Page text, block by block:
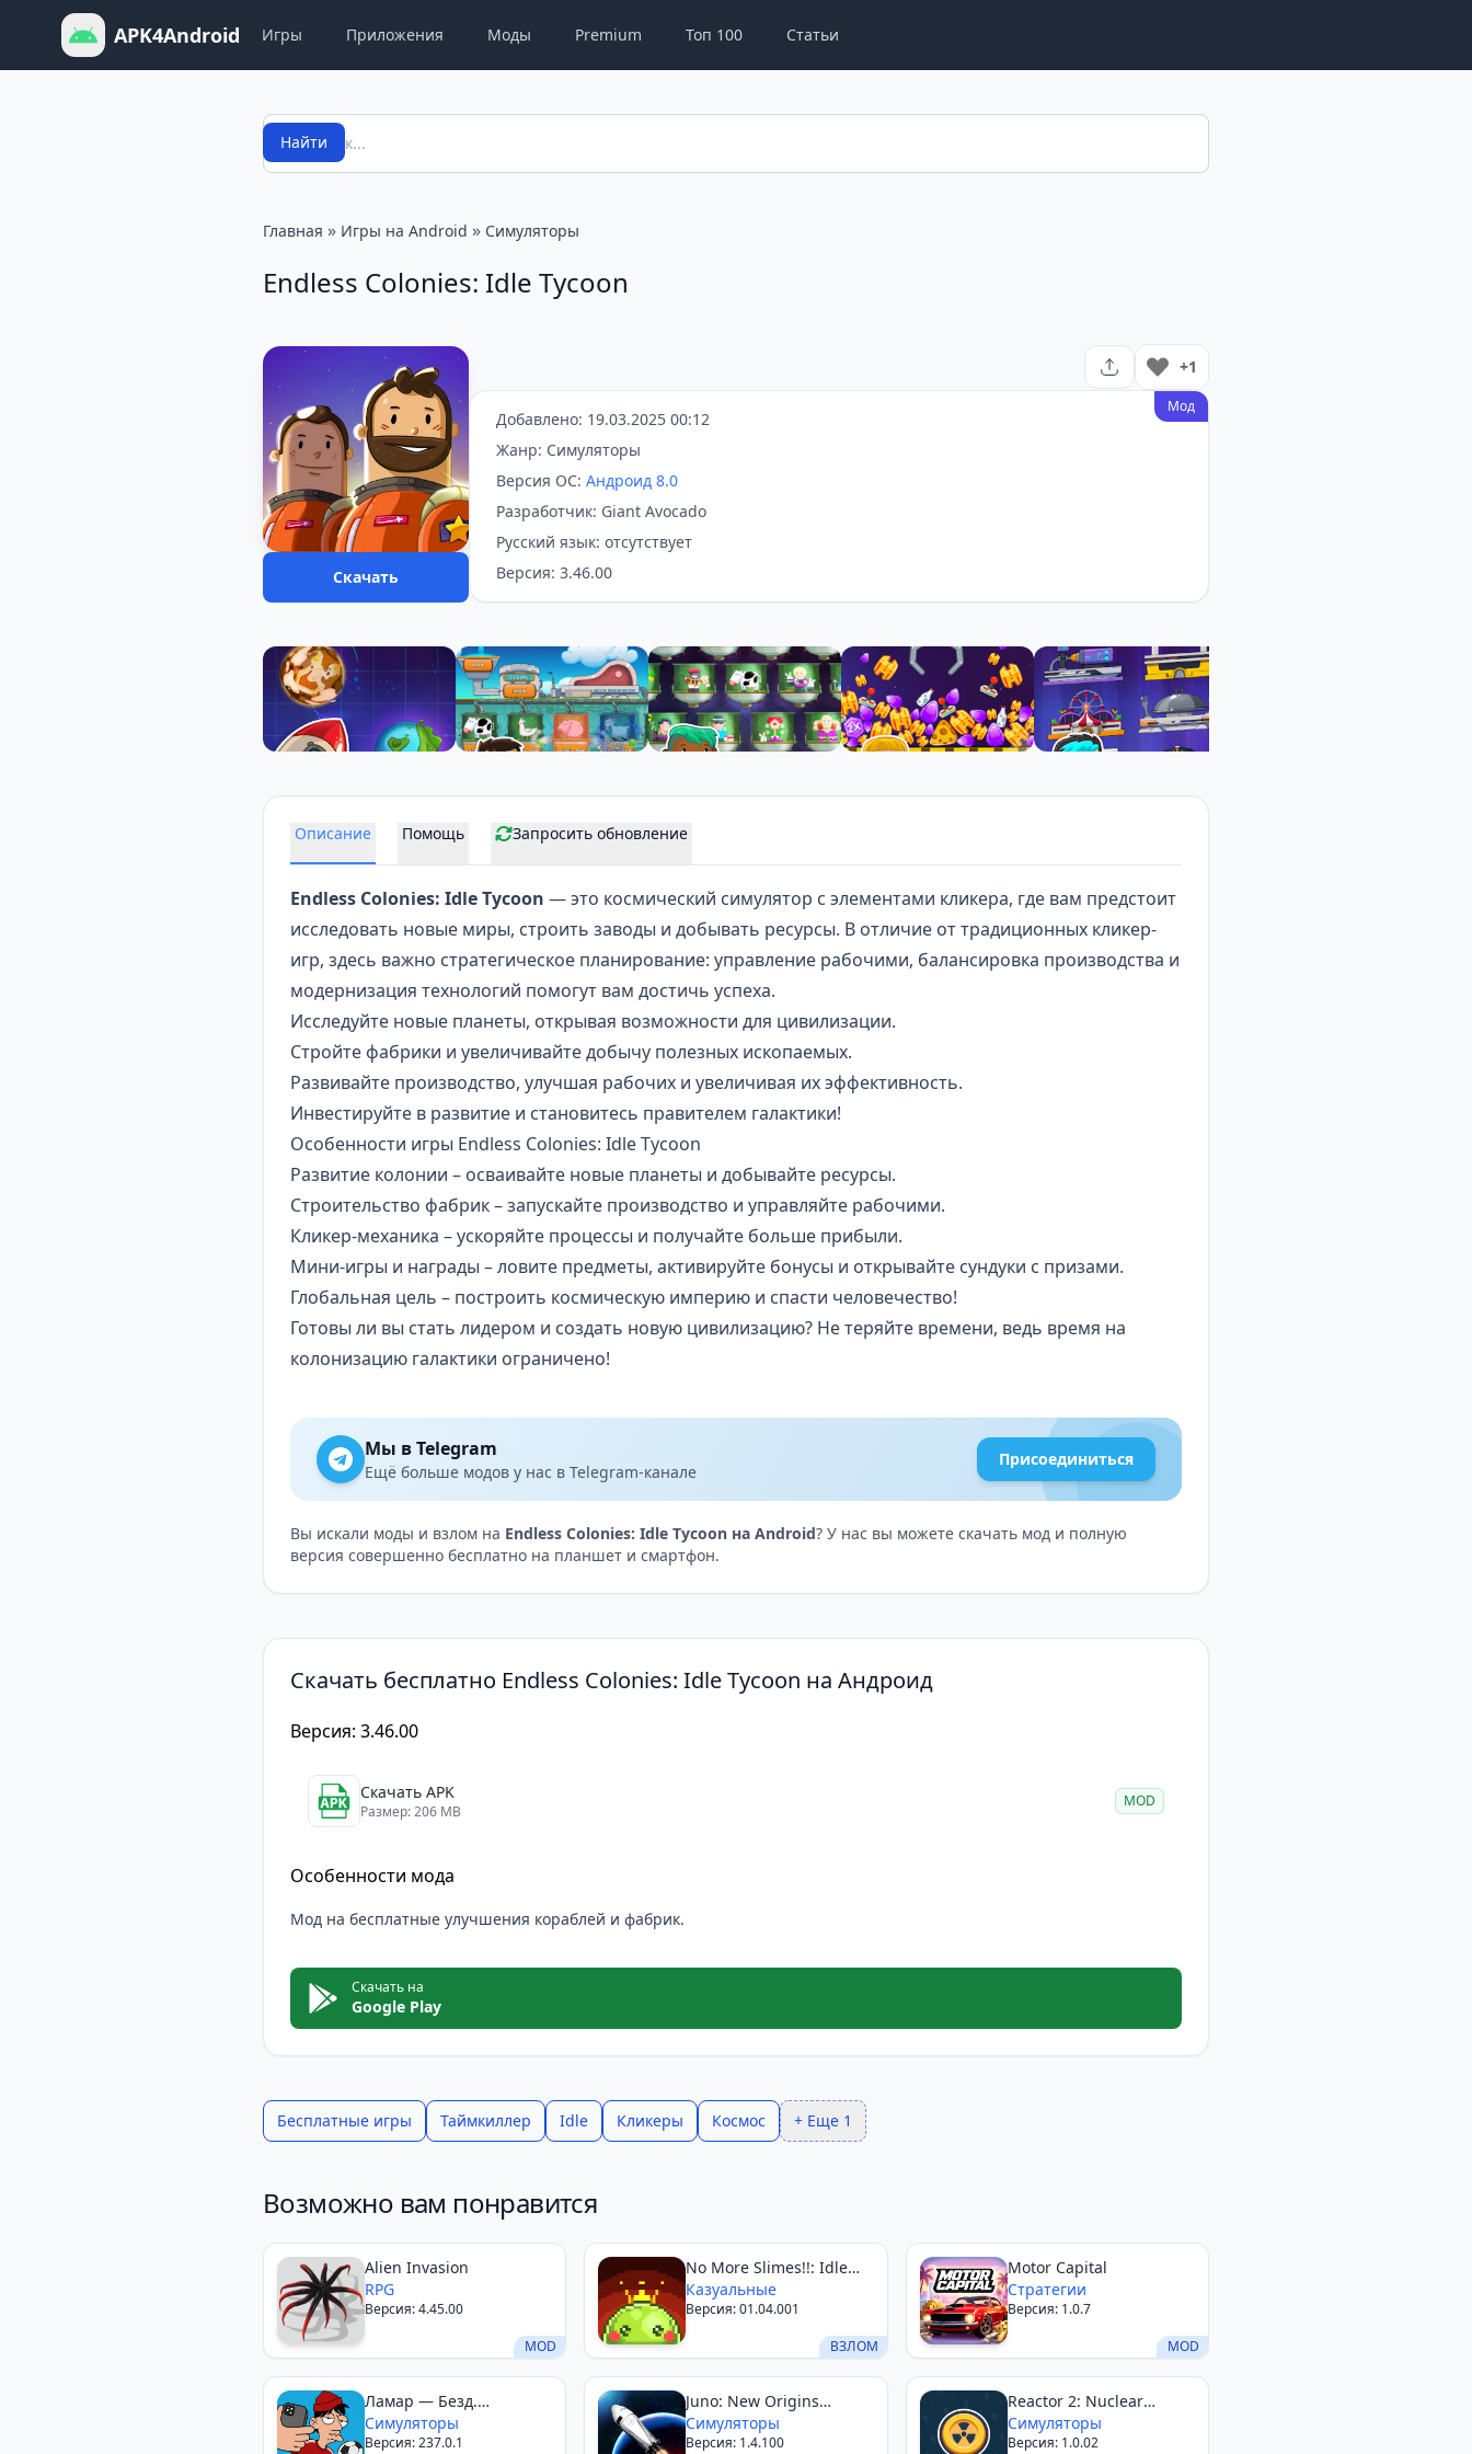
APK4Android Игры Приложения Моды Premium Топ 100 Статьи
Поиск
Найти
Главная » Игры на Android » Симуляторы
Endless Colonies: Idle Tycoon
Скачать
+1
Мод
Добавлено: 19.03.2025 00:12
Жанр: Симуляторы
Версия ОС: Андроид 8.0
Разработчик: Giant Avocado
Русский язык: отсутствует
Версия: 3.46.00
Описание Помощь Запросить обновление
Endless Colonies: Idle Tycoon — это космический симулятор с элементами кликера, где вам предстоит
исследовать новые миры, строить заводы и добывать ресурсы. В отличие от традиционных кликер-
игр, здесь важно стратегическое планирование: управление рабочими, балансировка производства и
модернизация технологий помогут вам достичь успеха.
Исследуйте новые планеты, открывая возможности для цивилизации.
Стройте фабрики и увеличивайте добычу полезных ископаемых.
Развивайте производство, улучшая рабочих и увеличивая их эффективность.
Инвестируйте в развитие и становитесь правителем галактики!
Особенности игры Endless Colonies: Idle Tycoon
Развитие колонии – осваивайте новые планеты и добывайте ресурсы.
Строительство фабрик – запускайте производство и управляйте рабочими.
Кликер-механика – ускоряйте процессы и получайте больше прибыли.
Мини-игры и награды – ловите предметы, активируйте бонусы и открывайте сундуки с призами.
Глобальная цель – построить космическую империю и спасти человечество!
Готовы ли вы стать лидером и создать новую цивилизацию? Не теряйте времени, ведь время на
колонизацию галактики ограничено!
Мы в Telegram
Ещё больше модов у нас в Telegram-канале
Присоединиться
Вы искали моды и взлом на Endless Colonies: Idle Tycoon на Android? У нас вы можете скачать мод и полную
версия совершенно бесплатно на планшет и смартфон.
Скачать бесплатно Endless Colonies: Idle Tycoon на Андроид
Версия: 3.46.00
Скачать APK
Размер: 206 MB
MOD
Особенности мода
Мод на бесплатные улучшения кораблей и фабрик.
Скачать на
Google Play
Бесплатные игры Таймкиллер Idle Кликеры Космос + Еще 1
Возможно вам понравится
MOD
Alien Invasion
RPG
Версия: 4.45.00
ВЗЛОМ
No More Slimes!!: Idle
Action
Казуальные
Версия: 01.04.001
MOD
Motor Capital
Стратегии
Версия: 1.0.7
Ламар — Безд.
Видеоблогер
Симуляторы
Версия: 237.0.1
Juno: New Origins
Complete Ed.
Симуляторы
Версия: 1.4.100
Reactor 2: Nuclear
Tycoon
Симуляторы
Версия: 1.0.02